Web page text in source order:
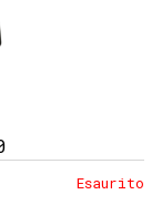
Esaurito